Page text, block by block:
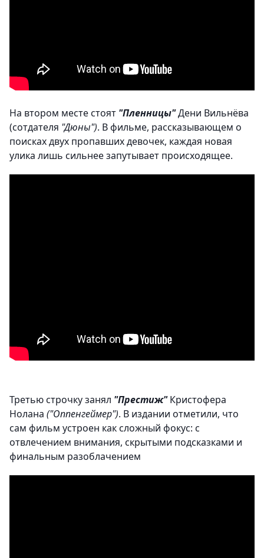
На втором месте стоят "Пленницы"Дени Вильнёва
(сотдателя "Дюны"). В фильме, рассказывающем о
поисках двух пропавших девочек, каждая новая
улика лишь сильнее запутывает происходящее.
Третью строчку занял "Престиж"Кристофера
Нолана ("Оппенгеймер"). В издании отметили, что
сам фильм устроен как сложный фокус: с
отвлечением внимания, скрытыми подсказками и
финальным разоблачением